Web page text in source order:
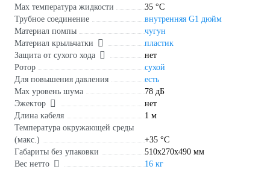
Мах температура жидкости
35 °С
Трубное соединение
внутренняя G1 дюйм
Материал помпы
чугун
Материал крыльчатки
пластик
Защита от сухого хода
нет
Ротор
сухой
Для повышения давления
есть
Max уровень шума
78 дБ
Эжектор
нет
Длина кабеля
1 м
Температура окружающей среды
(макс.)
+35 °С
Габариты без упаковки
510х270х490 мм
Вес нетто
16 кг